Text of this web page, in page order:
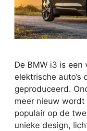
De BMW i3 is een
elektrische auto’s
geproduceerd.
meer nieuw
populair op de
unieke design,